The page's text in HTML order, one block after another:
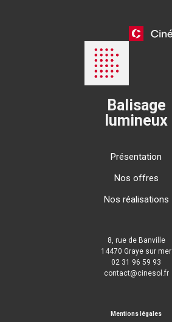
Balisage
lumineux
Présentation
Nos offres
Nos réalisations
8, rue de Banville
14470 Graye sur mer
02 31 96 59 93
contact@cinesol.fr
Mentions légales